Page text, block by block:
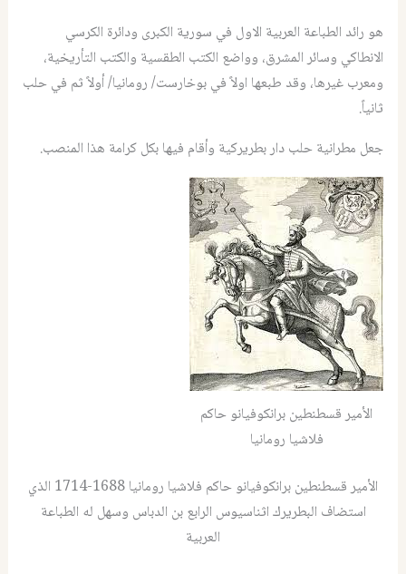
هو رائد الطباعة العربية الاول في سورية الكبرى ودائرة الكرسي
الانطاكي وسائر المشرق، وواضع الكتب الطقسية والكتب التأريخية،
ومعرب غيرها، وقد طبعها اولاً في بوخارست/ رومانيا/ أولاً ثم في حلب
ثانياً.
جعل مطرانية حلب دار بطريركية وأقام فيها بكل كرامة هذا المنصب.
الأمير قسطنطين برانكوفيانو حاكم
فلاشيا رومانيا
الأمير قسطنطين برانكوفيانو حاكم فلاشيا رومانيا 1688-1714 الذي
استضاف البطريرك اثناسيوس الرابع بن الدباس وسهل له الطباعة
العربية